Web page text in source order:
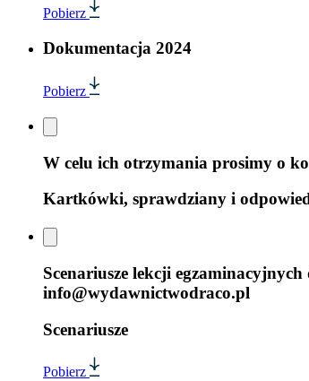
Pobierz
Dokumentacja 2024
Pobierz
W celu ich otrzymania prosimy o
Kartkówki, sprawdziany i
Scenariusze lekcji
info@wydawnictwodraco.pl
Scenariusze
Pobierz